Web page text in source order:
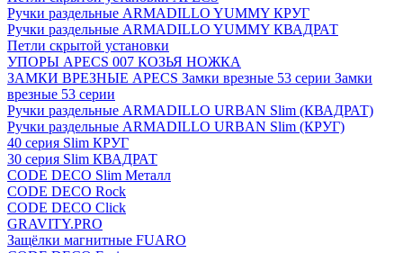
Ручки раздельные ARMADILLO YUMMY КРУГ
Ручки раздельные ARMADILLO YUMMY КВАДРАТ
Петли скрытой установки
УПОРЫ APECS 007 КОЗЬЯ НОЖКА
ЗАМКИ ВРЕЗНЫЕ APECS Замки врезные 53 серии Замки
врезные 53 серии
Ручки раздельные ARMADILLO URBAN Slim (КВАДРАТ)
Ручки раздельные ARMADILLO URBAN Slim (КРУГ)
40 серия Slim КРУГ
30 серия Slim КВАДРАТ
CODE DECO Slim Металл
CODE DECO Rock
CODE DECO Click
GRAVITY.PRO
Защёлки магнитные FUARO